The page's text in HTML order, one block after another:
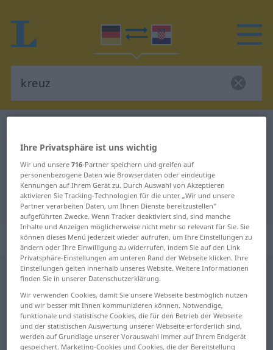
Deutsch-Kroatisch Übersetzung für
"kreuz"
"kreuz" Kroatisch Übersetzung
„kreuz“
kreuz
Übersicht aller Übersetzungen
(Für mehr Details die Übersetzung anklicken/antippen)
uzduž i poprijeko
Ihre Privatsphäre ist uns wichtig
Wir und unsere716-Partner speichern und greifen auf
personenbezogene Daten wie Browserdaten oder eindeutige
Kennungen auf Ihrem Gerät zu. Durch Auswahl von Akzeptieren
aktivieren Sie Tracking-Technologien für die unter „Wir und unsere
Partner verarbeiten Daten, um Ihnen Dienste bereitzustellen“
aufgeführten Zwecke. Wenn Tracker deaktiviert sind, sind manche
Inhalte und Anzeigen möglicherweise nicht mehr so relevant für Sie. Sie
können dieses Menü jederzeit wieder aufrufen, um Ihre Einstellungen zu
ändern oder Ihre Einwilligung zu widerrufen, indem Sie auf den Link
Privatsphäre-Einstellungen am unteren Rand der Webseite klicken. Ihre
Einstellungen gelten innerhalb unseres Website. Weitere Informationen
finden Sie in unserer Datenschutzerklärung.
Wir verwenden Cookies, damit Sie unsere Webseite bestmöglich nutzen
und wir besser mit Ihnen kommunizieren können. Notwendige,
funktionale und statistische Cookies, die für den Betrieb der Webseite
und der statistischen Auswertung unserer Webseite erforderlich sind,
werden auf Grundlage unserer Vorauswahl immer auf Ihrem Endgerät
gespeichert. Marketing-Cookies und Cookies, die der Bereitstellung